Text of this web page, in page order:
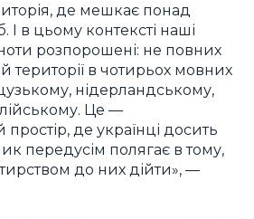
де мешкає понад
І в цьому контексті наші
розпорошені: не повних
території в чотирьох мовних
нідерландському,
Це —
простір, де українці досить
передусім полягає в тому,
до них дійти», —